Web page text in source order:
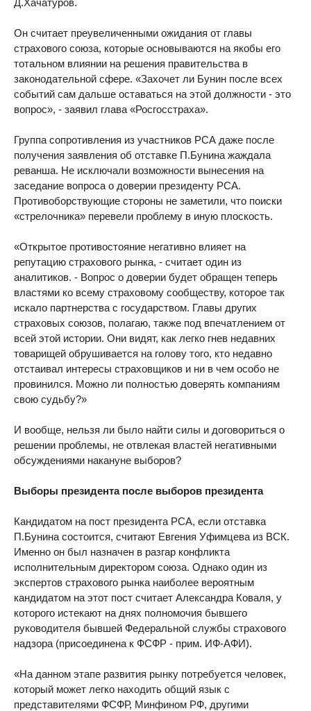
Д.Хачатуров.
Он считает преувеличенными ожидания от главы
страхового союза, которые основываются на якобы его
тотальном влиянии на решения правительства в
законодательной сфере. «Захочет ли Бунин после всех
событий сам дальше оставаться на этой должности - это
вопрос», - заявил глава «Росгосстраха».
Группа сопротивления из участников РСА даже после
получения заявления об отставке П.Бунина жаждала
реванша. Не исключали возможности вынесения на
заседание вопроса о доверии президенту РСА.
Противоборствующие стороны не заметили, что поиски
«стрелочника» перевели проблему в иную плоскость.
«Открытое противостояние негативно влияет на
репутацию страхового рынка, - считает один из
аналитиков. - Вопрос о доверии будет обращен теперь
властями ко всему страховому сообществу, которое так
искало партнерства с государством. Главы других
страховых союзов, полагаю, также под впечатлением от
всей этой истории. Они видят, как легко гнев недавних
товарищей обрушивается на голову того, кто недавно
отстаивал интересы страховщиков и ни в чем особо не
провинился. Можно ли полностью доверять компаниям
свою судьбу?»
И вообще, нельзя ли было найти силы и договориться о
решении проблемы, не отвлекая властей негативными
обсуждениями накануне выборов?
Выборы президента после выборов президента
Кандидатом на пост президента РСА, если отставка
П.Бунина состоится, считают Евгения Уфимцева из ВСК.
Именно он был назначен в разгар конфликта
исполнительным директором союза. Однако один из
экспертов страхового рынка наиболее вероятным
кандидатом на этот пост считает Александра Коваля, у
которого истекают на днях полномочия бывшего
руководителя бывшей Федеральной службы страхового
надзора (присоединена к ФСФР - прим. ИФ-АФИ).
«На данном этапе развития рынку потребуется человек,
который может легко находить общий язык с
представителями ФСФР, Минфином РФ, другими